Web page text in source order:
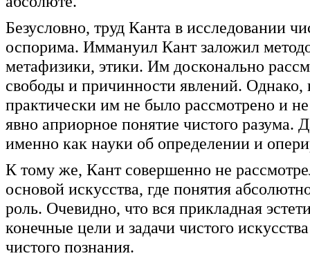
Безусловно, труд Канта в исследовании
оспорима. Иммануил Кант заложил
метафизики, этики. Им досконально
свободы и причинности явлений.
практически им не было рассмотрено и
явно априорное понятие чистого
именно как науки об определении и
К тому же, Кант совершенно не
основой искусства, где понятия
роль. Очевидно, что вся прикладная
конечные цели и задачи чистого
чистого познания.